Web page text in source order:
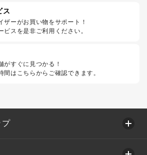
ス
ザーがお買い物をサポート！
ビスを是非ご利用ください。
がすぐに見つかる！
間はこちらからご確認できます。
プ